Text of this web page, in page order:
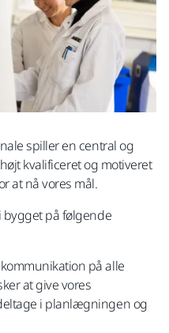
spiller en central og
kvalificeret og motiveret
at nå vores mål.
bygget på følgende
på alle
at give vores
i planlægningen og